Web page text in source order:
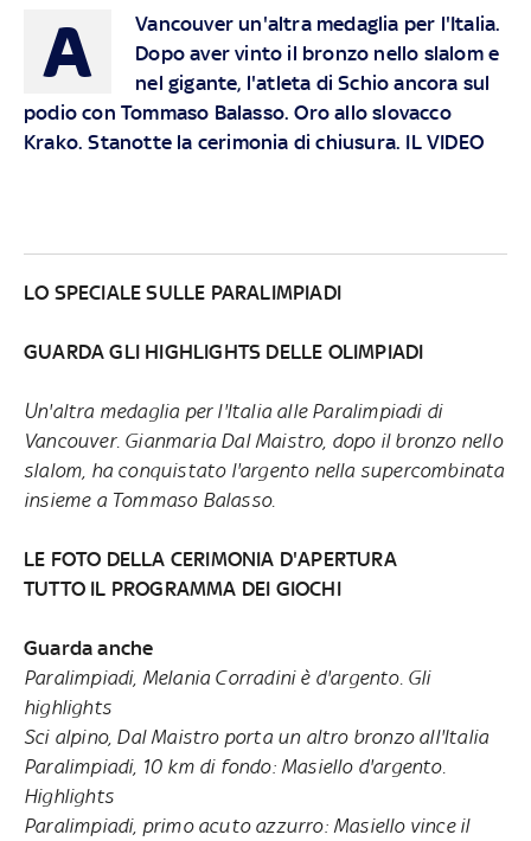
A
Vancouver un'altra medaglia per l'Italia.
Dopo aver vinto il bronzo nello slalom e
nel gigante, l'atleta di Schio ancora sul
podio con Tommaso Balasso. Oro allo slovacco
Krako. Stanotte la cerimonia di chiusura. IL VIDEO
LO SPECIALE SULLE PARALIMPIADI
GUARDA GLI HIGHLIGHTS DELLE OLIMPIADI
Un'altra medaglia per l'Italia alle Paralimpiadi di
Vancouver. Gianmaria Dal Maistro, dopo il bronzo nello
slalom, ha conquistato l'argento nella supercombinata
insieme a Tommaso Balasso.
LE FOTO DELLA CERIMONIA D'APERTURA
TUTTO IL PROGRAMMA DEI GIOCHI
Guarda anche
Paralimpiadi, Melania Corradini è d'argento. Gli
highlights
Sci alpino, Dal Maistro porta un altro bronzo all'Italia
Paralimpiadi, 10 km di fondo: Masiello d'argento.
Highlights
Paralimpiadi, primo acuto azzurro: Masiello vince il